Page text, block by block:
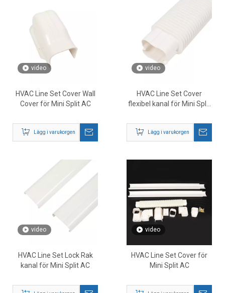
video
HVAC Line Set Cover Wall
Cover för Mini Split AC
Lägg i varukorgen
video
HVAC Line Set Cover
flexibel kanal för Mini Split
Lägg i varukorgen
video
HVAC Line Set Lock Rak
kanal för Mini Split AC
video
HVAC Line Set Cover för
Mini Split AC